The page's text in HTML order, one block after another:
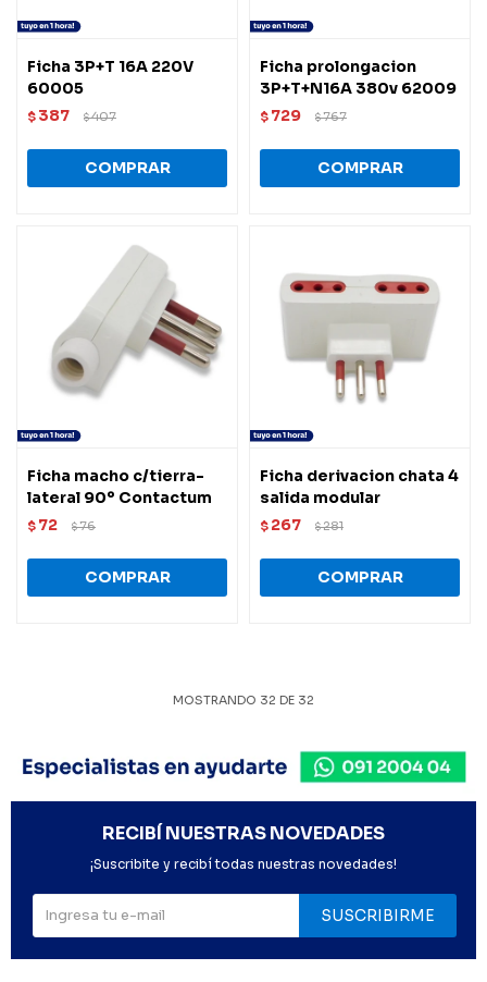
Ficha 3P+T 16A 220V
60005
$ 387 $407
Ficha prolongacion
3P+T+N16A 380v 62009
$ 729 $767
Ficha macho c/tierra-
lateral 90º Contactum
$ 72 $76
Ficha derivacion chata 4
salida modular
$ 267 $281
MOSTRANDO 32 DE 32
RECIBÍ NUESTRAS NOVEDADES
¡Suscribite y recibí todas nuestras novedades!
SUSCRIBIRME